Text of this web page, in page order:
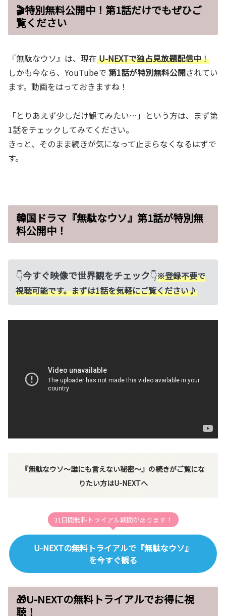
🎬特別無料公開中！第1話だけでもぜひご
覧ください
『無駄なウソ』は、現在 U-NEXTで独占見放題配信中！
しかも今なら、YouTubeで 第1話が特別無料公開されてい
ます。動画をはっておきますね！
「とりあえず少しだけ観てみたい…」という方は、まず第
1話をチェックしてみてください。
きっと、そのまま続きが気になって止まらなくなるはずで
す。
韓国ドラマ『無駄なウソ』第1話が特別無
料公開中！
👇今すぐ映像で世界観をチェック👇※登録不要で
視聴可能です。まずは1話を気軽にご覧ください♪
『無駄なウソ～誰にも言えない秘密～』の続きがご覧にな
りたい方はU-NEXTへ
31日間無料トライアル期間があります！
U-NEXTの無料トライアルで『無駄なウソ』
を今すぐ観る
🎁U-NEXTの無料トライアルでお得に視
聴！